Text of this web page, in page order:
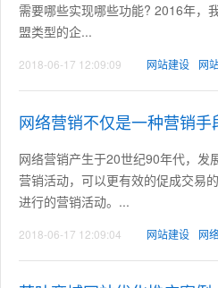
需要哪些实现哪些功能? 2016年，
盟类型的企...
2018-06-17 12:09:09 网站建设 网
网络营销不仅是一种营销
网络营销产生于20世纪90年代，发
营销活动，可以更有效的促成交易
进行的营销活动。...
2018-06-17 12:09:04 网站建设 网